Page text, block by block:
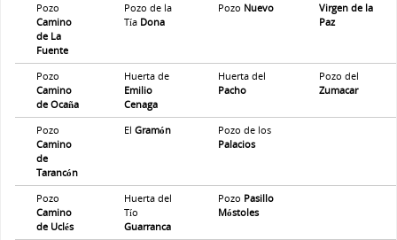
Pozo
Camino
de La
Fuente
Pozo de la
Tía Dona
Pozo Nuevo
Virgen de la
Paz
Pozo
Camino
de Ocaña
Huerta de
Emilio
Cenaga
Huerta del
Pacho
Pozo del
Zumacar
Pozo
Camino
de
Tarancón
ElGramón
Pozo de los
Palacios
Pozo
Camino
de Uclés
Huerta del
Tío
Guarranca
Pozo Pasillo
Móstoles